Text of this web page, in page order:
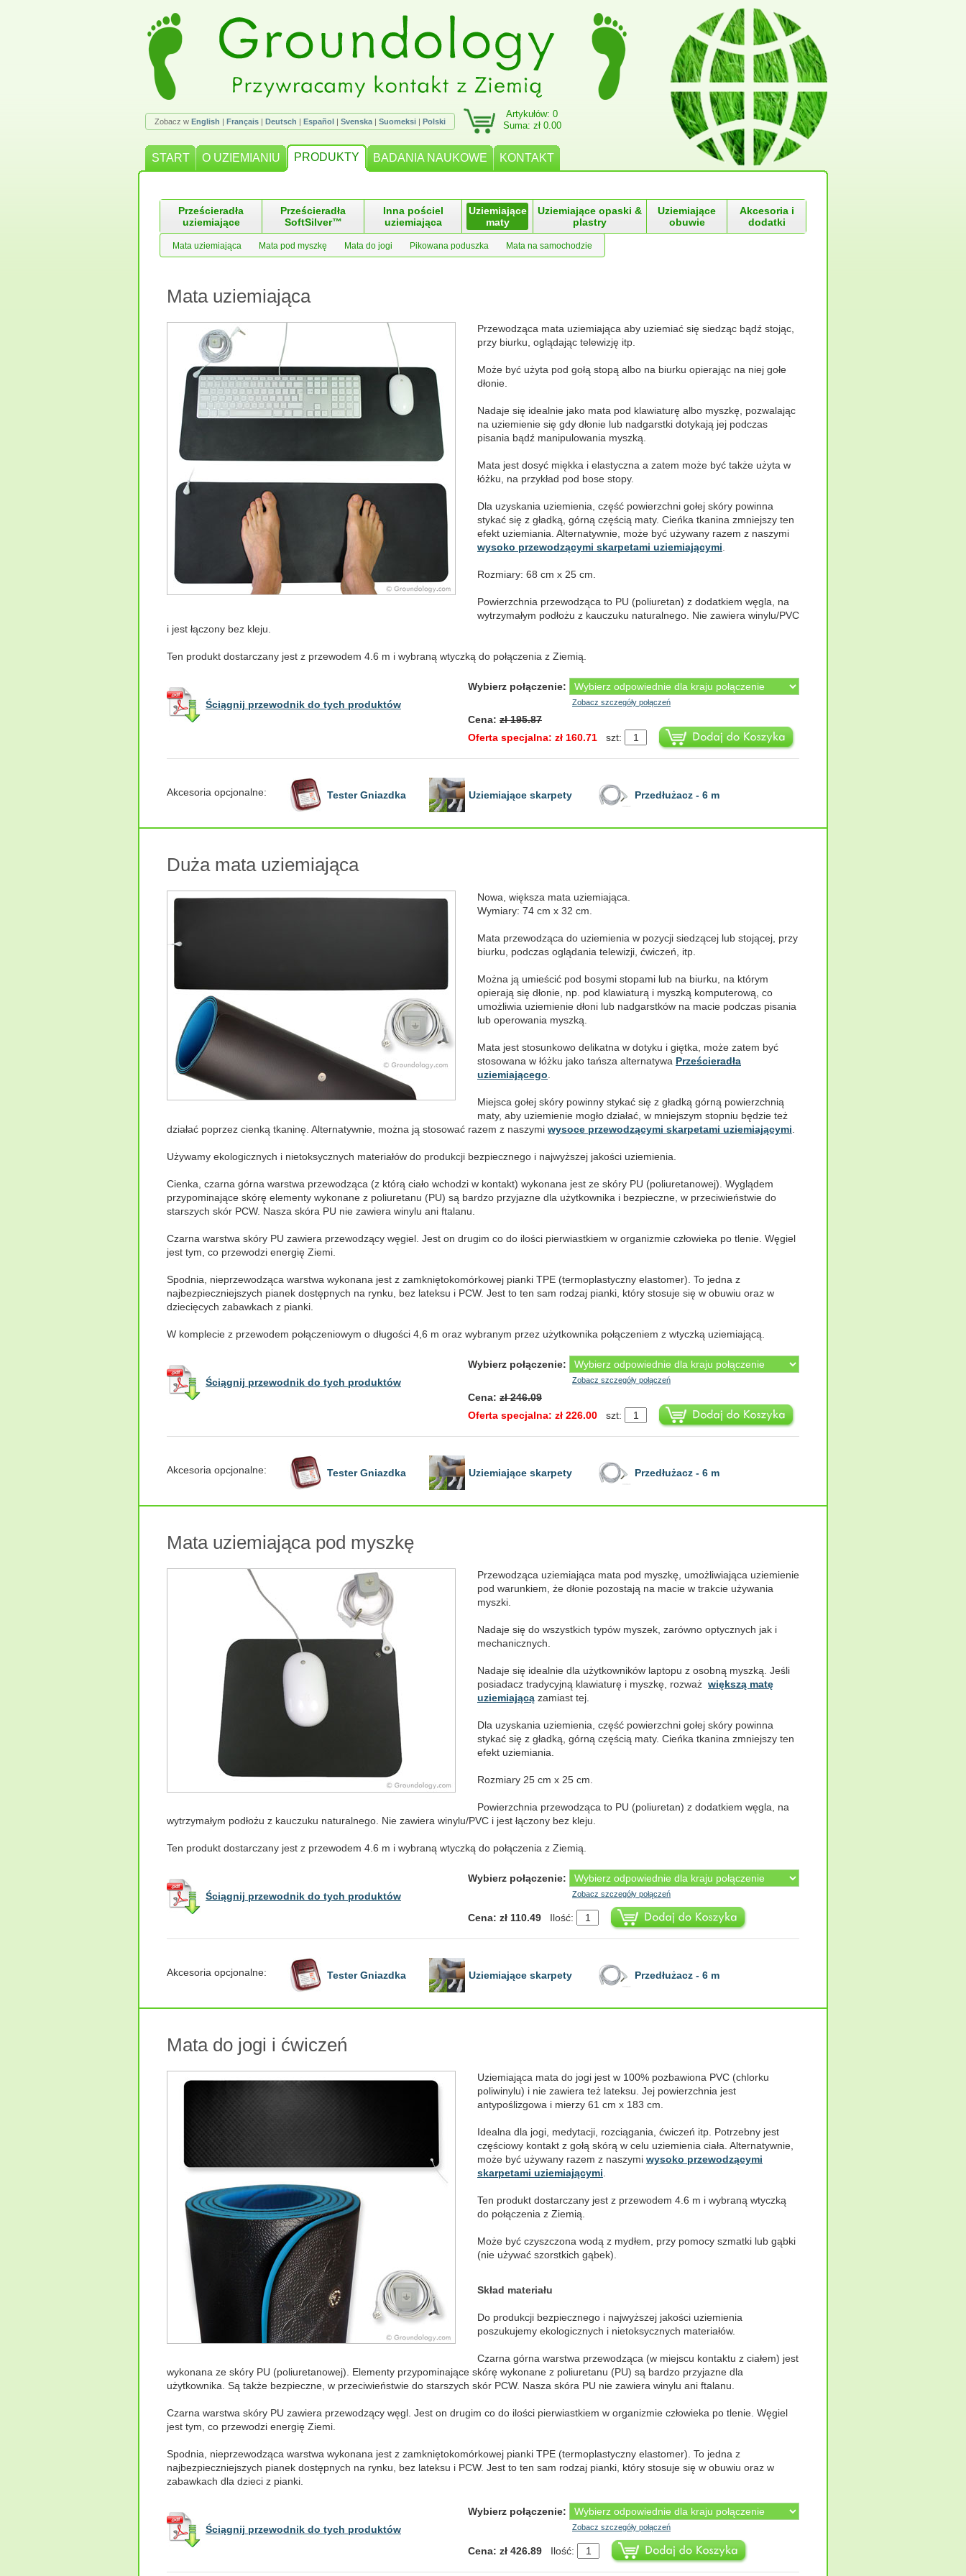
Zobacz w English | Français | Deutsch | Español | Svenska | Suomeksi | Polski
Artykułów: 0
Suma: zł 0.00
START O UZIEMIANIU PRODUKTY BADANIA NAUKOWE KONTAKT
Prześcieradła
uziemiające
Prześcieradła
SoftSilver™
Inna pościel
uziemiająca
Uziemiające
maty
Uziemiające opaski &
plastry
Uziemiające
obuwie
Akcesoria i
dodatki
Mata uziemiająca Mata pod myszkę Mata do jogi Pikowana poduszka Mata na samochodzie
Mata uziemiająca
Przewodząca mata uziemiająca aby uziemiać się siedząc bądź stojąc,
przy biurku, oglądając telewizję itp.
Może być użyta pod gołą stopą albo na biurku opierając na niej gołe
dłonie.
Nadaje się idealnie jako mata pod klawiaturę albo myszkę, pozwalając
na uziemienie się gdy dłonie lub nadgarstki dotykają jej podczas
pisania bądź manipulowania myszką.
Mata jest dosyć miękka i elastyczna a zatem może być także użyta w
łóżku, na przykład pod bose stopy.
Dla uzyskania uziemienia, część powierzchni gołej skóry powinna
stykać się z gładką, górną częścią maty. Cieńka tkanina zmniejszy ten
efekt uziemiania. Alternatywnie, może być używany razem z naszymi
wysoko przewodzącymi skarpetami uziemiającymi
Rozmiary: 68 cm x 25 cm.
Powierzchnia przewodząca to PU (poliuretan) z dodatkiem węgla, na
wytrzymałym podłożu z kauczuku naturalnego. Nie zawiera winylu/PVC
i jest łączony bez kleju.
Ten produkt dostarczany jest z przewodem 4.6 m i wybraną wtyczką do połączenia z Ziemią.
Ściągnij przewodnik do tych produktów
Wybierz połączenie:
Zobacz szczegóły połączeń
Cena: zł 195.87
Oferta specjalna: zł 160.71
szt:
Akcesoria opcjonalne: Tester Gniazdka Uziemiające skarpety Przedłużacz - 6 m
Duża mata uziemiająca
Nowa, większa mata uziemiająca.
Wymiary: 74 cm x 32 cm.
Mata przewodząca do uziemienia w pozycji siedzącej lub stojącej, przy
biurku, podczas oglądania telewizji, ćwiczeń, itp.
Można ją umieścić pod bosymi stopami lub na biurku, na którym
opierają się dłonie, np. pod klawiaturą i myszką komputerową, co
umożliwia uziemienie dłoni lub nadgarstków na macie podczas pisania
lub operowania myszką.
Mata jest stosunkowo delikatna w dotyku i giętka, może zatem być
stosowana w łóżku jako tańsza alternatywa Prześcieradła
uziemiającego
Miejsca gołej skóry powinny stykać się z gładką górną powierzchnią
maty, aby uziemienie mogło działać, w mniejszym stopniu będzie też
działać poprzez cienką tkaninę. Alternatywnie, można ją stosować razem z naszymi wysoce przewodzącymi skarpetami uziemiającymi
Używamy ekologicznych i nietoksycznych materiałów do produkcji bezpiecznego i najwyższej jakości uziemienia.
Cienka, czarna górna warstwa przewodząca (z którą ciało wchodzi w kontakt) wykonana jest ze skóry PU (poliuretanowej). Wyglądem
przypominające skórę elementy wykonane z poliuretanu (PU) są bardzo przyjazne dla użytkownika i bezpieczne, w przeciwieństwie do
starszych skór PCW. Nasza skóra PU nie zawiera winylu ani ftalanu.
Czarna warstwa skóry PU zawiera przewodzący węgiel. Jest on drugim co do ilości pierwiastkiem w organizmie człowieka po tlenie. Węgiel
jest tym, co przewodzi energię Ziemi.
Spodnia, nieprzewodząca warstwa wykonana jest z zamkniętokomórkowej pianki TPE (termoplastyczny elastomer). To jedna z
najbezpieczniejszych pianek dostępnych na rynku, bez lateksu i PCW. Jest to ten sam rodzaj pianki, który stosuje się w obuwiu oraz w
dziecięcych zabawkach z pianki.
W komplecie z przewodem połączeniowym o długości 4,6 m oraz wybranym przez użytkownika połączeniem z wtyczką uziemiającą.
Ściągnij przewodnik do tych produktów
Wybierz połączenie:
Zobacz szczegóły połączeń
Cena: zł 246.09
Oferta specjalna: zł 226.00
szt:
Akcesoria opcjonalne: Tester Gniazdka Uziemiające skarpety Przedłużacz - 6 m
Mata uziemiająca pod myszkę
Przewodząca uziemiająca mata pod myszkę, umożliwiająca uziemienie
pod warunkiem, że dłonie pozostają na macie w trakcie używania
myszki.
Nadaje się do wszystkich typów myszek, zarówno optycznych jak i
mechanicznych.
Nadaje się idealnie dla użytkowników laptopu z osobną myszką. Jeśli
posiadacz tradycyjną klawiaturę i myszkę, rozważ większą matę
uziemiającą zamiast tej.
Dla uzyskania uziemienia, część powierzchni gołej skóry powinna
stykać się z gładką, górną częścią maty. Cieńka tkanina zmniejszy ten
efekt uziemiania.
Rozmiary 25 cm x 25 cm.
Powierzchnia przewodząca to PU (poliuretan) z dodatkiem węgla, na
wytrzymałym podłożu z kauczuku naturalnego. Nie zawiera winylu/PVC i jest łączony bez kleju.
Ten produkt dostarczany jest z przewodem 4.6 m i wybraną wtyczką do połączenia z Ziemią.
Ściągnij przewodnik do tych produktów
Wybierz połączenie:
Zobacz szczegóły połączeń
Cena: zł 110.49 Ilość:
Akcesoria opcjonalne: Tester Gniazdka Uziemiające skarpety Przedłużacz - 6 m
Mata do jogi i ćwiczeń
Uziemiająca mata do jogi jest w 100% pozbawiona PVC (chlorku
poliwinylu) i nie zawiera też lateksu. Jej powierzchnia jest
antypoślizgowa i mierzy 61 cm x 183 cm.
Idealna dla jogi, medytacji, rozciągania, ćwiczeń itp. Potrzebny jest
częściowy kontakt z gołą skórą w celu uziemienia ciała. Alternatywnie,
może być używany razem z naszymi wysoko przewodzącymi
skarpetami uziemiającymi
Ten produkt dostarczany jest z przewodem 4.6 m i wybraną wtyczką
do połączenia z Ziemią.
Może być czyszczona wodą z mydłem, przy pomocy szmatki lub gąbki
(nie używać szorstkich gąbek).
Skład materiału
Do produkcji bezpiecznego i najwyższej jakości uziemienia
poszukujemy ekologicznych i nietoksycznych materiałów.
Czarna górna warstwa przewodząca (w miejscu kontaktu z ciałem) jest
wykonana ze skóry PU (poliuretanowej). Elementy przypominające skórę wykonane z poliuretanu (PU) są bardzo przyjazne dla
użytkownika. Są także bezpieczne, w przeciwieństwie do starszych skór PCW. Nasza skóra PU nie zawiera winylu ani ftalanu.
Czarna warstwa skóry PU zawiera przewodzący węgl. Jest on drugim co do ilości pierwiastkiem w organizmie człowieka po tlenie. Węgiel
jest tym, co przewodzi energię Ziemi.
Spodnia, nieprzewodząca warstwa wykonana jest z zamkniętokomórkowej pianki TPE (termoplastyczny elastomer). To jedna z
najbezpieczniejszych pianek dostępnych na rynku, bez lateksu i PCW. Jest to ten sam rodzaj pianki, który stosuje się w obuwiu oraz w
zabawkach dla dzieci z pianki.
Ściągnij przewodnik do tych produktów
Wybierz połączenie:
Zobacz szczegóły połączeń
Cena: zł 426.89 Ilość: